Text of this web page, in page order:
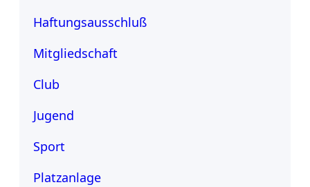
Haftungsausschluß
Mitgliedschaft
Club
Jugend
Sport
Platzanlage